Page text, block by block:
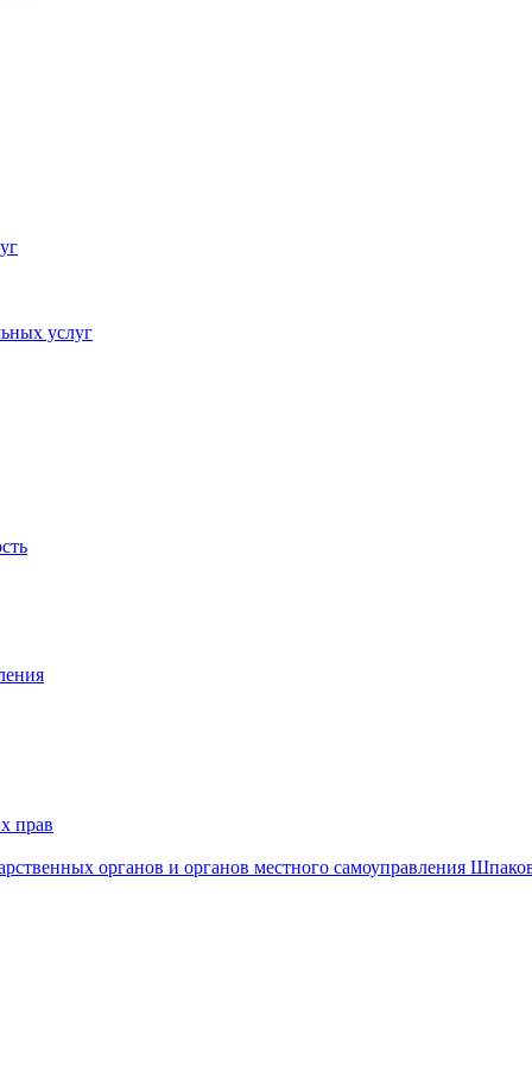
услуг
прав
органов и органов местного самоуправления